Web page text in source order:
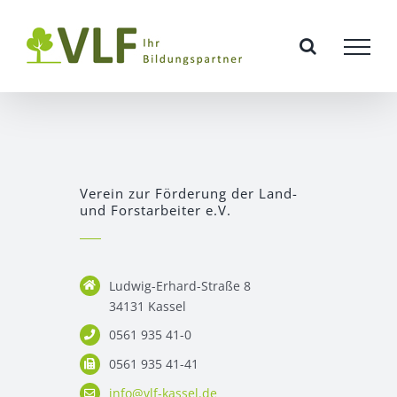
Inhalt
springen
Verein zur Förderung der Land-
und Forstarbeiter e.V.
Ludwig-Erhard-Straße 8
34131 Kassel
0561 935 41-0
0561 935 41-41
info@vlf-kassel.de